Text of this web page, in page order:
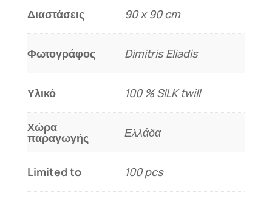
Διαστάσεις 90 x 90 cm
Φωτογράφος Dimitris Eliadis
Υλικό 100 % SILK twill
Χώρα
παραγωγής Ελλάδα
Limited to 100 pcs